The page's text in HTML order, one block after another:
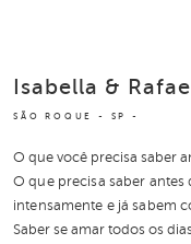
SÃO ROQUE - SP
Isabella &
O que você precisa saber
O que precisa saber
intensamente e já sabem
Saber se amar todos os